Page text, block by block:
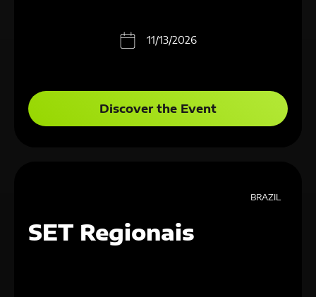
11/13/2026
Discover the Event
SET Regionais
BRAZIL